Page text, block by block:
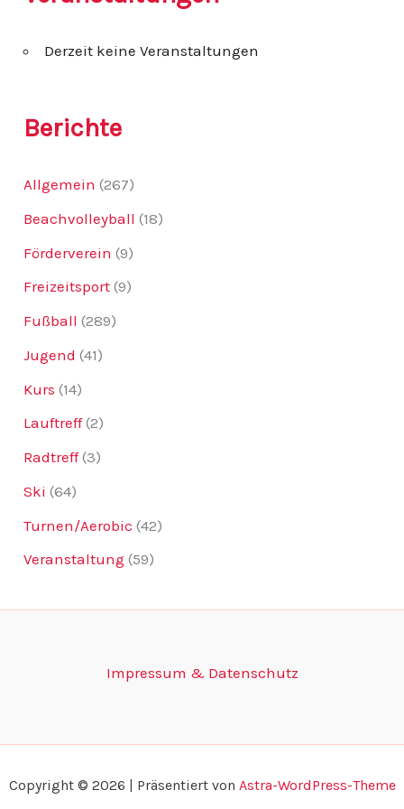
a
Derzeit keine Veranstaltungen
Berichte
Allgemein (267)
Beachvolleyball (18)
Förderverein (9)
Freizeitsport (9)
Fußball (289)
Jugend (41)
Kurs (14)
Lauftreff(2)
Radtreff(3)
Ski (64)
Turnen/Aerobic (42)
Veranstaltung (59)
Impressum & Datenschutz
Copyright © 2026 | Präsentiert von Astra-WordPress-Theme